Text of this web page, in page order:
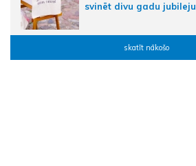
svinēt divu gadu jubileju
skatīt nākošo